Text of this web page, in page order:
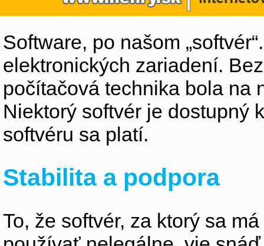
Software, po našom
elektronických zariadení.
počítačová technika bola na
Niektorý softvér je dostupný
softvéru sa platí.
Stabilita a podpora
To, že softvér, za ktorý sa